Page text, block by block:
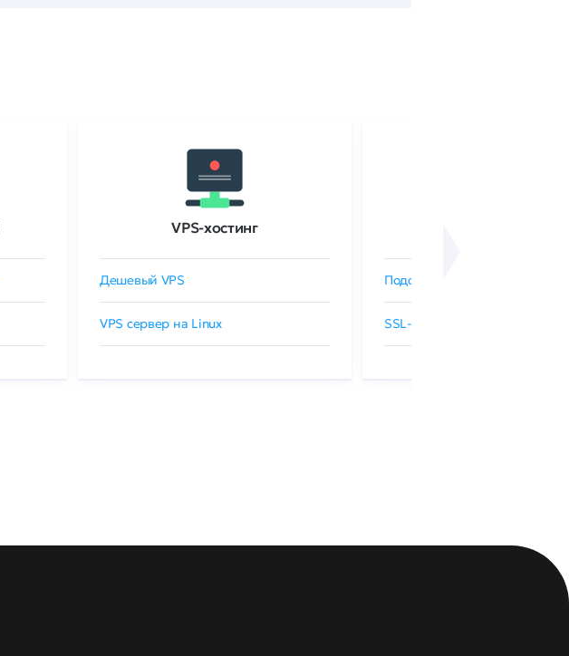
VPS-хостинг
Дешевый VPS
VPS сервер на Linux
Подобрать SSL-сертификат
SSL-сертификаты GlobalSign